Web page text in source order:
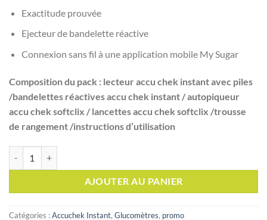
Exactitude prouvée
Ejecteur de bandelette réactive
Connexion sans fil à une application mobile My Sugar
Composition du pack : lecteur accu chek instant avec piles
/bandelettes réactives accu chek instant / autopiqueur
accu chek softclix / lancettes accu chek softclix /trousse
de rangement /instructions d’utilisation
AJOUTER AU PANIER
Catégories :Accuchek Instant, Glucomètres, promo